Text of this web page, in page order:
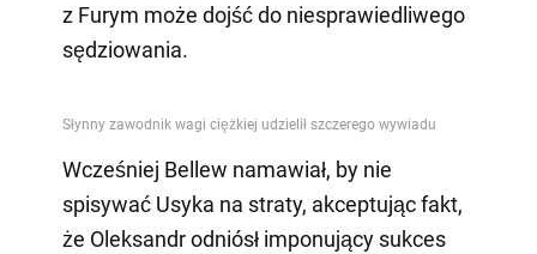
z Furym może dojść do niesprawiedliwego
sędziowania.
Wcześniej Bellew namawiał, by nie
spisywać Usyka na straty, akceptując fakt,
że Oleksandr odniósł imponujący sukces